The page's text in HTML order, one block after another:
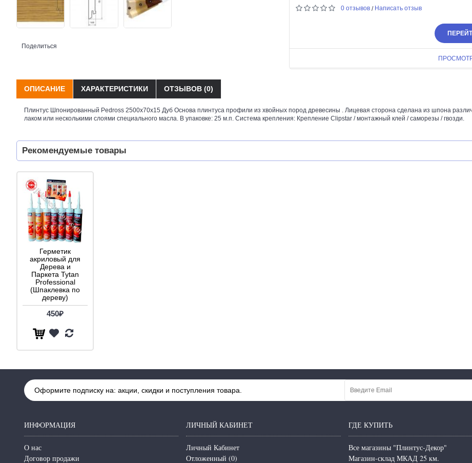
Поделиться
0 отзывов / Написать отзыв
ОПИСАНИЕ ХАРАКТЕРИСТИКИ ОТЗЫВОВ (0)
Плинтус Шпонированный Pedross 2500х70х15 Дуб Основа плинтуса профили из хвойных пород древесины . Лицевая сторона сделана из шпона
лаком или несколькими слоями специального масла. В упаковке: 25 м.п. Система крепления: Крепление Clipstar / монтажный клей / саморезы / гвозди.
Рекомендуемые товары
Герметик
акриловый для
Дерева и
Паркета Tytan
Professional
(Шпаклевка по
дереву)
450₽
Оформите подписку на: акции, скидки и поступления товара.
ИНФОРМАЦИЯ
О нас
Договор продажи
ЛИЧНЫЙ КАБИНЕТ
Личный Кабинет
Отложенный (0)
ГДЕ КУПИТЬ
Все магазины "Плинтус-Декор"
Магазин-склад МКАД 25 км.